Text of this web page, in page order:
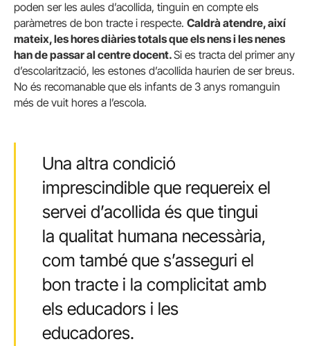
poden ser les aules d’acollida, tinguin en compte els
paràmetres de bon tracte i respecte. Caldrà atendre, així
mateix, les hores diàries totals que els nens i les nenes
han de passar al centre docent.Si es tracta del primer any
d’escolarització, les estones d’acollida haurien de ser breus.
No és recomanable que els infants de 3 anys romanguin
més de vuit hores a l’escola.
Una altra condició
imprescindible que requereix el
servei d’acollida és que tingui
la qualitat humana necessària,
com també que s’asseguri el
bon tracte i la complicitat amb
els educadors i les
educadores.